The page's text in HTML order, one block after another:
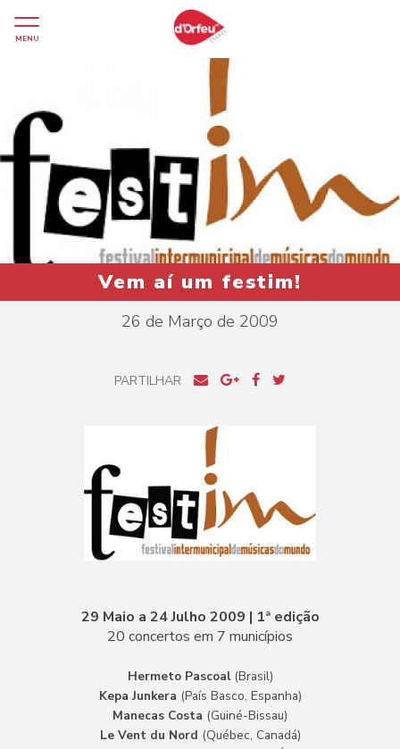
MENU
Vem aí um festim!
26 de Março de 2009
PARTILHAR
29 Maio a 24 Julho 2009 | 1ª edição
20 concertos em 7 municípios
Hermeto Pascoal (Brasil)
Kepa Junkera (País Basco, Espanha)
Manecas Costa (Guiné-Bissau)
Le Vent du Nord (Québec, Canadá)